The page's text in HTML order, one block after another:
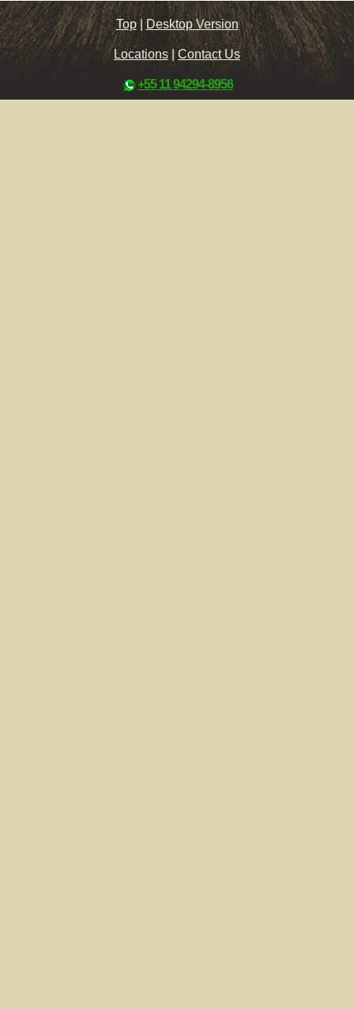
Top |Desktop Version
Locations|Contact Us
+55 11 94294-8956